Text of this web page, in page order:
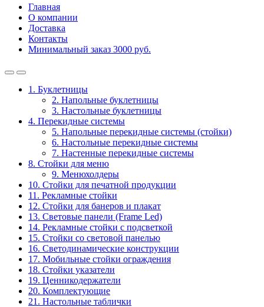
Главная
О компании
Доставка
Контакты
Минимальный заказ 3000 руб.
1. Буклетницы
2. Напольные буклетницы
3. Настольные буклетницы
4. Перекидные системы
5. Напольные перекидные системы (стойки)
6. Настольные перекидные системы
7. Настенные перекидные системы
8. Стойки для меню
9. Менюхолдеры
10. Стойки для печатной продукции
11. Рекламные стойки
12. Стойки для банеров и плакат
13. Световые панели (Frame Led)
14. Рекламные стойки с подсветкой
15. Стойки со световой панелью
16. Светодинамические конструкции
17. Мобильные стойки ограждения
18. Стойки указатели
19. Ценникодержатели
20. Комплектующие
21. Настольные таблички